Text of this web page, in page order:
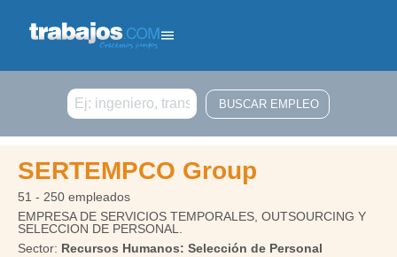
Buscar
SERTEMPCO Group
51 - 250 empleados
EMPRESA DE SERVICIOS TEMPORALES, OUTSOURCING Y
SELECCION DE PERSONAL.
Sector: Recursos Humanos: Selección de Personal